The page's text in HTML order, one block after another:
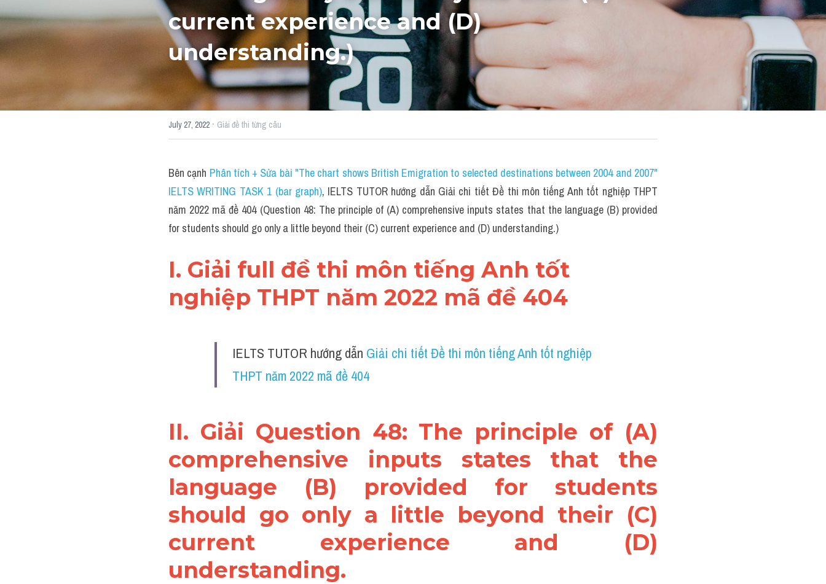
current experience and (D)
understanding.)
July 27, 2022 · Giải đề thi từng câu
Bên cạnh Phân tích + Sửa bài "The chart shows British Emigration to selected destinations between 2004 and 2007"
IELTS WRITING TASK 1 (bar graph), IELTS TUTOR hướng dẫn Giải chi tiết Đề thi môn tiếng Anh tốt nghiệp THPT
năm 2022 mã đề 404 (Question 48: The principle of (A) comprehensive inputs states that the language (B) provided
for students should go only a little beyond their (C) current experience and (D) understanding.)
I. Giải full đề thi môn tiếng Anh tốt
nghiệp THPT năm 2022 mã đề 404
IELTS TUTOR hướng dẫn Giải chi tiết Đề thi môn tiếng Anh tốt nghiệp
THPT năm 2022 mã đề 404
II. Giải Question 48: The principle of (A)
comprehensive inputs states that the
language (B) provided for students
should go only a little beyond their (C)
current experience and (D)
understanding.